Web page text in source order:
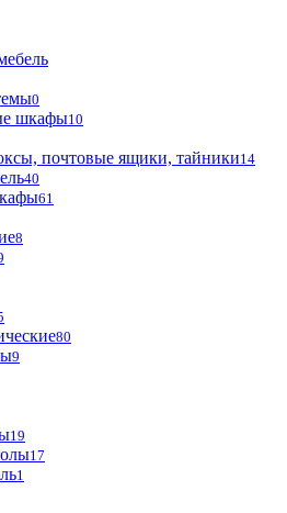
0
шкафы10
почтовые ящики, тайники14
40
61
8
80
9
19
17
1